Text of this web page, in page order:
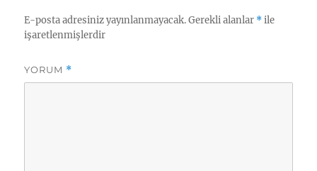
E-posta adresiniz yayınlanmayacak. Gerekli alanlar *ile
işaretlenmişlerdir
YORUM *